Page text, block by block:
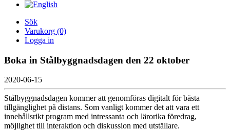
Sök
Varukorg (0)
Logga in
Boka in Stålbyggnadsdagen den 22 oktober
2020-06-15
Stålbyggnadsdagen kommer att genomföras digitalt för bästa
tillgänglighet på distans. Som vanligt kommer det att vara ett
innehållsrikt program med intressanta och lärorika föredrag,
möjlighet till interaktion och diskussion med utställare.